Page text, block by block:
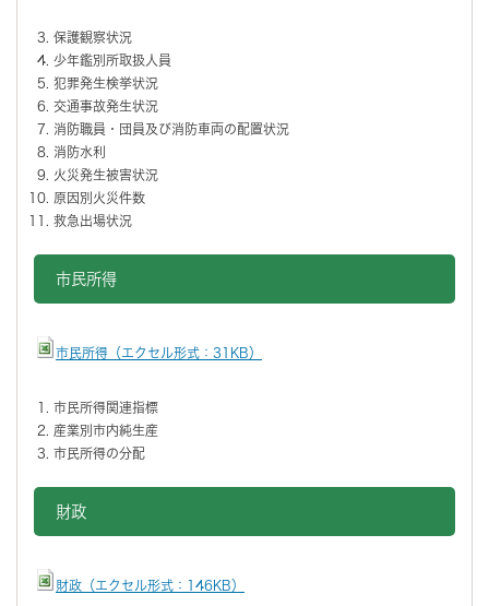
保護観察状況
少年鑑別所取扱人員
犯罪発生検挙状況
交通事故発生状況
消防職員・団員及び消防車両の配置状況
消防水利
火災発生被害状況
原因別火災件数
救急出場状況
市民所得
市民所得（エクセル形式：31KB）
市民所得関連指標
産業別市内純生産
市民所得の分配
財政
財政（エクセル形式：146KB）